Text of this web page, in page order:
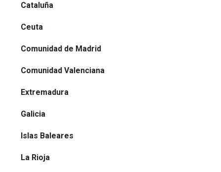
Cataluña
Ceuta
Comunidad de Madrid
Comunidad Valenciana
Extremadura
Galicia
Islas Baleares
La Rioja